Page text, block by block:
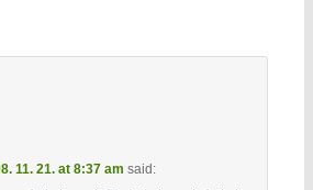
11. 21. at 8:37 am said: